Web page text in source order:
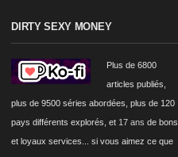
DIRTY SEXY MONEY
Plus de 6800
articles publiés,
plus de 9500 séries abordées, plus de 120
pays différents explorés, et 17 ans de bons
et loyaux services... si vous aimez ce que